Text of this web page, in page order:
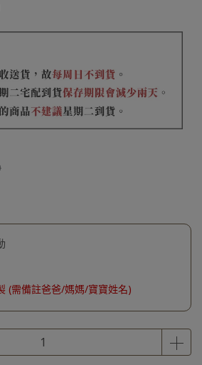
(需備註爸爸/媽媽/寶寶姓名)